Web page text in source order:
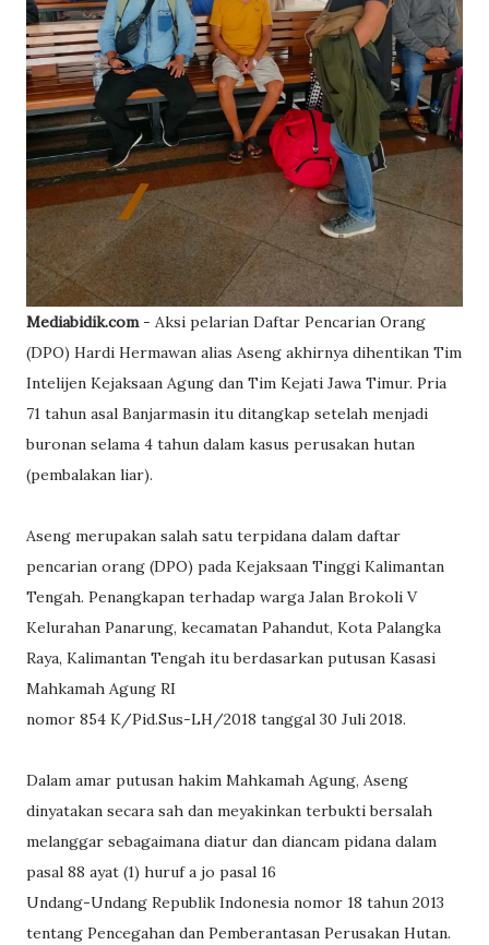
Mediabidik.com- Aksi pelarian Daftar Pencarian Orang
(DPO) Hardi Hermawan alias Aseng akhirnya dihentikan Tim
Intelijen Kejaksaan Agung dan Tim Kejati Jawa Timur. Pria
71 tahun asal Banjarmasin itu ditangkap setelah menjadi
buronan selama 4 tahun dalam kasus perusakan hutan
(pembalakan liar).
Aseng merupakan salah satu terpidana dalam daftar
pencarian orang (DPO) pada Kejaksaan Tinggi Kalimantan
Tengah. Penangkapan terhadap warga Jalan Brokoli V
Kelurahan Panarung, kecamatan Pahandut, Kota Palangka
Raya, Kalimantan Tengah itu berdasarkan putusan Kasasi
Mahkamah Agung RI
nomor 854 K/Pid.Sus-LH/2018 tanggal 30 Juli 2018.
Dalam amar putusan hakim Mahkamah Agung, Aseng
dinyatakan secara sah dan meyakinkan terbukti bersalah
melanggar sebagaimana diatur dan diancam pidana dalam
pasal 88 ayat (1) huruf a jo pasal 16
Undang-Undang Republik Indonesia nomor 18 tahun 2013
tentang Pencegahan dan Pemberantasan Perusakan Hutan.